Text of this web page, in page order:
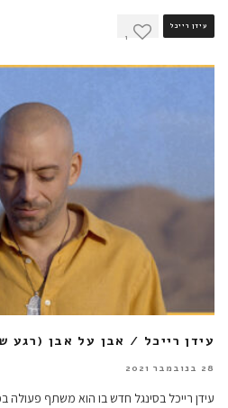
עידן רייכל
1
עידן רייכל / אבן על אבן (רגע
28 בנובמבר 2021
עידן רייכל בסינגל חדש בו הוא משתף פעולה